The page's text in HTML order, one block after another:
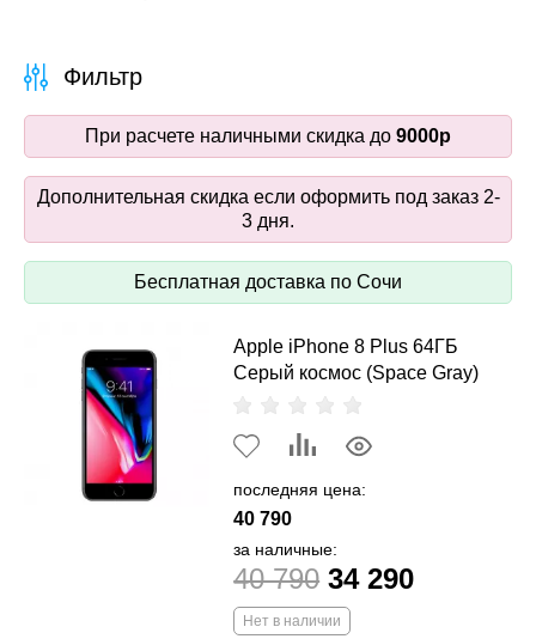
При расчете наличными скидка до 9000р
Дополнительная скидка если оформить под заказ 2-
3 дня.
Бесплатная доставка по Сочи
Apple iPhone 8 Plus 64ГБ
Серый космос (Space Gray)
последняя цена:
40 790
за наличные:
40 790 34 290
Нет в наличии
Фильтр